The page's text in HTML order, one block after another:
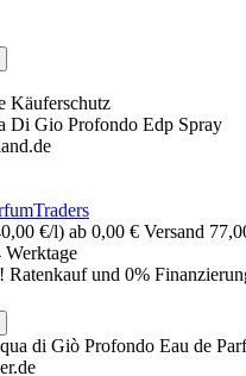
Käuferschutz
Di Gio Profondo Edp Spray
€/l) ab 0,00 € Versand
Ratenkauf und 0%
di Giò Profondo Eau de